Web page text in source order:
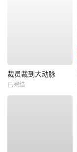
裁员裁到大动脉
已完结